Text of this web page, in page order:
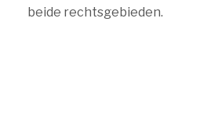
beide rechtsgebieden.